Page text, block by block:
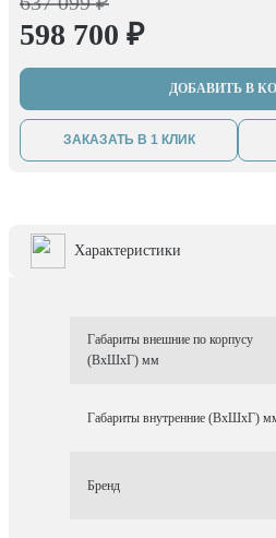
598 700 ₽
ДОБАВИТЬ В
ЗАКАЗАТЬ В 1 КЛИК
Характеристики
Габариты внешние по корпусу
(ВхШхГ) мм
Габариты внутренние (ВхШхГ)
Бренд